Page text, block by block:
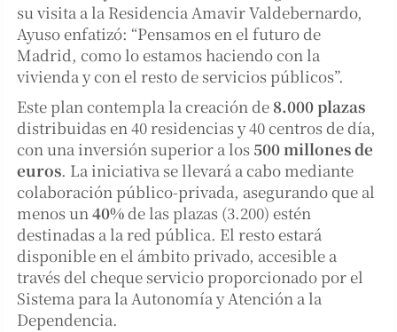
su visita a la Residencia Amavir Valdebernardo,
Ayuso enfatizó: “Pensamos en el futuro de
Madrid, como lo estamos haciendo con la
vivienda y con el resto de servicios públicos”.
Este plan contempla la creación de 8.000 plazas
distribuidas en 40 residencias y 40 centros de día,
con una inversión superior a los 500 millones de
euros. La iniciativa se llevará a cabo mediante
colaboración público-privada, asegurando que al
menos un40%de las plazas (3.200) estén
destinadas a la red pública. El resto estará
disponible en el ámbito privado, accesible a
través del cheque servicio proporcionado por el
Sistema para la Autonomía y Atención a la
Dependencia.